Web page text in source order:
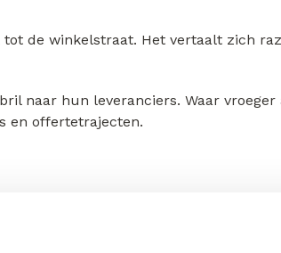
de winkelstraat. Het vertaalt zich
naar hun leveranciers. Waar vroeger
en offertetrajecten.
eisen daarom transparantie van jou.
helpt te behalen, in plaats van